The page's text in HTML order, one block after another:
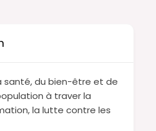
santé, du bien-être et de
à traver la
la lutte contre les